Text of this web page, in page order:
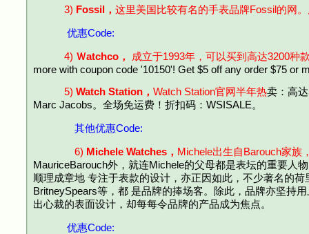
3) Fossil， 这里美国比较有名的手表品牌Fossil的网
优惠Code:
4) Ｗatchco，
成立于1993年，可以买到高达3200种
more with coupon code '10150'! Get $5 off any order $75 or
5) Watch Station， Watch Station官网半年热卖：高
Marc Jacobs。全场免运费！折扣码：WSISALE。
其他优惠Code:
6) Michele Watches， Michele出生自Barouch家族
MauriceBarouch外，就连Michele的父母都是表坛的重要人
顺理成章地 专注于表款的设计，亦正因如此，不少著名的
BritneySpears等，都 是品牌的捧场客。除此，品牌亦坚持
出心裁的表面设计，却每每令品牌的产品成为焦点。
优惠Code: